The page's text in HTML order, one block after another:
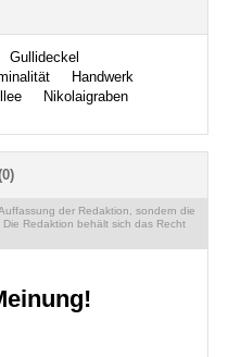
Gullideckel
Handwerk
Nikolaigraben
der Redaktion, sondern die
Redaktion behält sich das Recht